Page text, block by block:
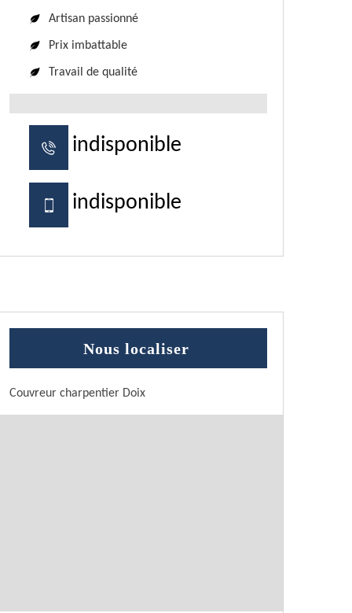
Artisan passionné
Prix imbattable
Travail de qualité
indisponible
indisponible
Nous localiser
Couvreur charpentier Doix